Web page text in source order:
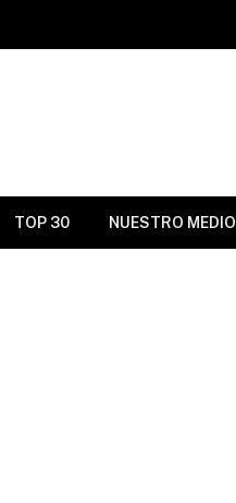
TOP 30 NUESTRO MEDIO